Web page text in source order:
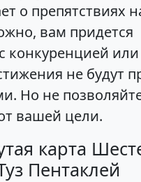
о препятствиях
вам придется
конкуренцией
не будут
Но не
вашей цели.
карта
Пентаклей